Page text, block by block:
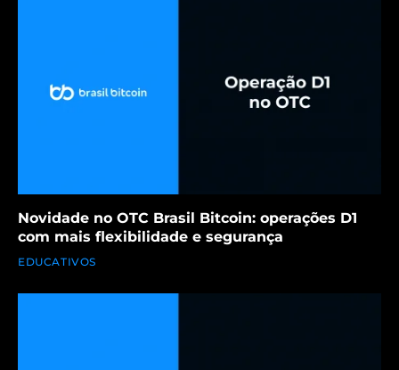
Novidade no OTC Brasil Bitcoin: operações D1
com mais flexibilidade e segurança
EDUCATIVOS